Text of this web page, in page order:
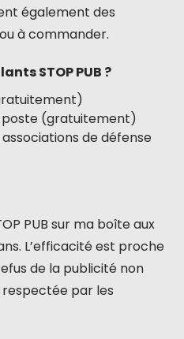
également des
à commander.
STOP PUB ?
poste (gratuitement)
de défense
PUB sur ma boîte aux
L’efficacité est proche
de la publicité non
par les